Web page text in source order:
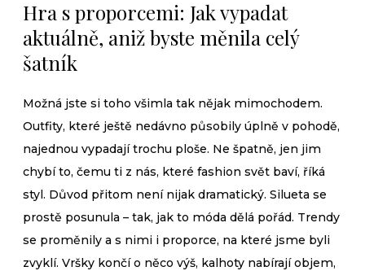
Hra s proporcemi: Jak vypadat
aktuálně, aniž byste měnila celý
šatník
Možná jste si toho všimla tak nějak mimochodem.
Outfity, které ještě nedávno působily úplně v pohodě,
najednou vypadají trochu ploše. Ne špatně, jen jim
chybí to, čemu ti z nás, které fashion svět baví, říká
styl. Důvod přitom není nijak dramatický. Silueta se
prostě posunula – tak, jak to móda dělá pořád. Trendy
se proměnily a s nimi i proporce, na které jsme byli
zvyklí. Vršky končí o něco výš, kalhoty nabírají objem,